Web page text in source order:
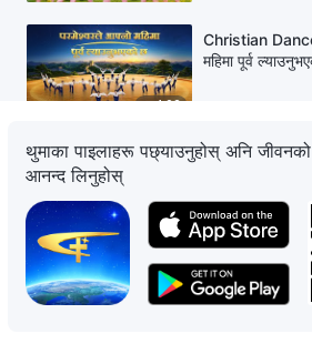
4:03
Christian
महिमा पूर्व
6:18
Nepali
Praise Song
Christian Dance
हामी ख्रीष्टलाई
थुमाका पाइलाहरू पछ्याउनुहोस् अनि
आनन्द लिनुहोस्